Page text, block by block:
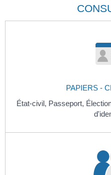
PAPIERS -
État-civil, Passeport,